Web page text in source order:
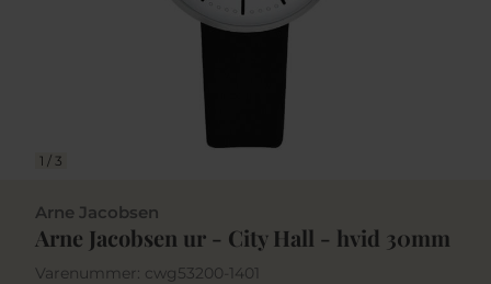
1 / 3
Arne Jacobsen
Arne Jacobsen ur - City Hall - hvid 30mm
Varenummer: cwg53200-1401